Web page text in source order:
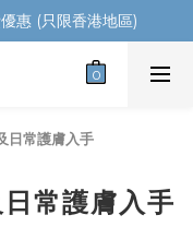
惠 (只限香港地區)
日常護膚入手
常護膚入手